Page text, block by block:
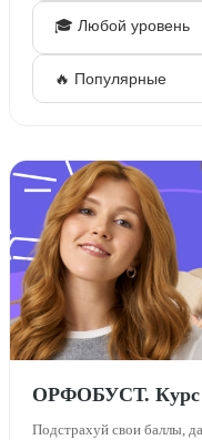
ОРФОБУСТ. Курс
Подстрахуй свои баллы,